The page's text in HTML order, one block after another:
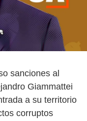
sanciones al
Giammattei
a su territorio
corruptos